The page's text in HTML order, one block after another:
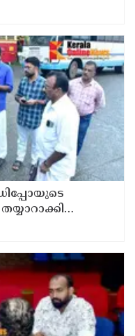
മാറ്റി
എം എൽ എ